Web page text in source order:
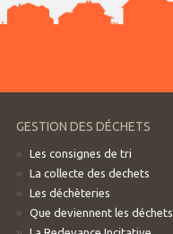
GESTION DES DÉCHETS
Les consignes de tri
La collecte des dechets
Les déchèteries
Que deviennent les déchets